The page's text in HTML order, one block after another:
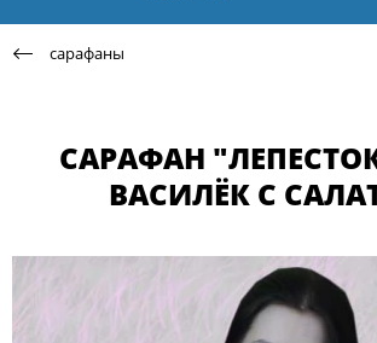
сарафаны
САРАФАН
ВАСИЛЁК С